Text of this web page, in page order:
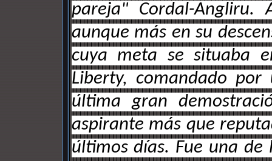
pareja" Cordal-Angliru.
aunque más en su
cuya meta se situaba
Liberty, comandado
última gran
aspirante más que
últimos días. Fue una